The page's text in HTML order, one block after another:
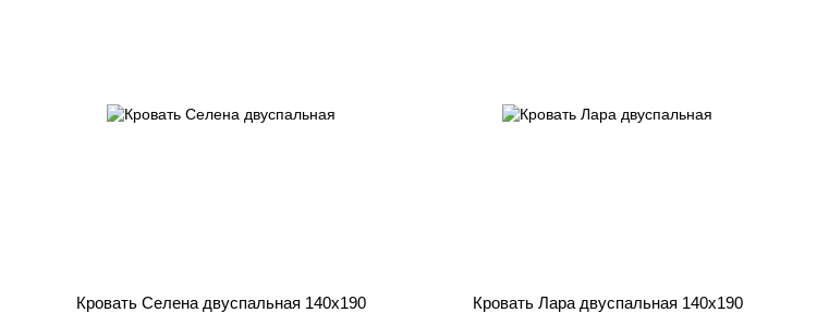
Кровать Селена двуспальная 140х190
Кровать Лара двуспальная 140х190